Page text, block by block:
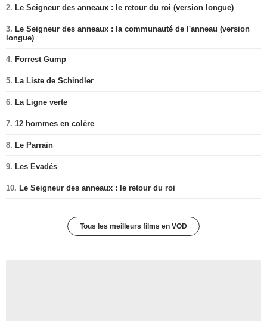
2. Le Seigneur des anneaux : le retour du roi (version longue)
3. Le Seigneur des anneaux : la communauté de l'anneau (version
longue)
4. Forrest Gump
5. La Liste de Schindler
6. La Ligne verte
7. 12 hommes en colère
8. Le Parrain
9. Les Evadés
10. Le Seigneur des anneaux : le retour du roi
Tous les meilleurs films en VOD